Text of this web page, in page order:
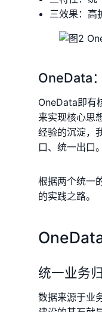
三效果：高
OneData
OneData即有
来实现核心思
经验的沉淀，
口、统一出口。
根据两个统一
的实践之路。
统一业务
数据来源于业